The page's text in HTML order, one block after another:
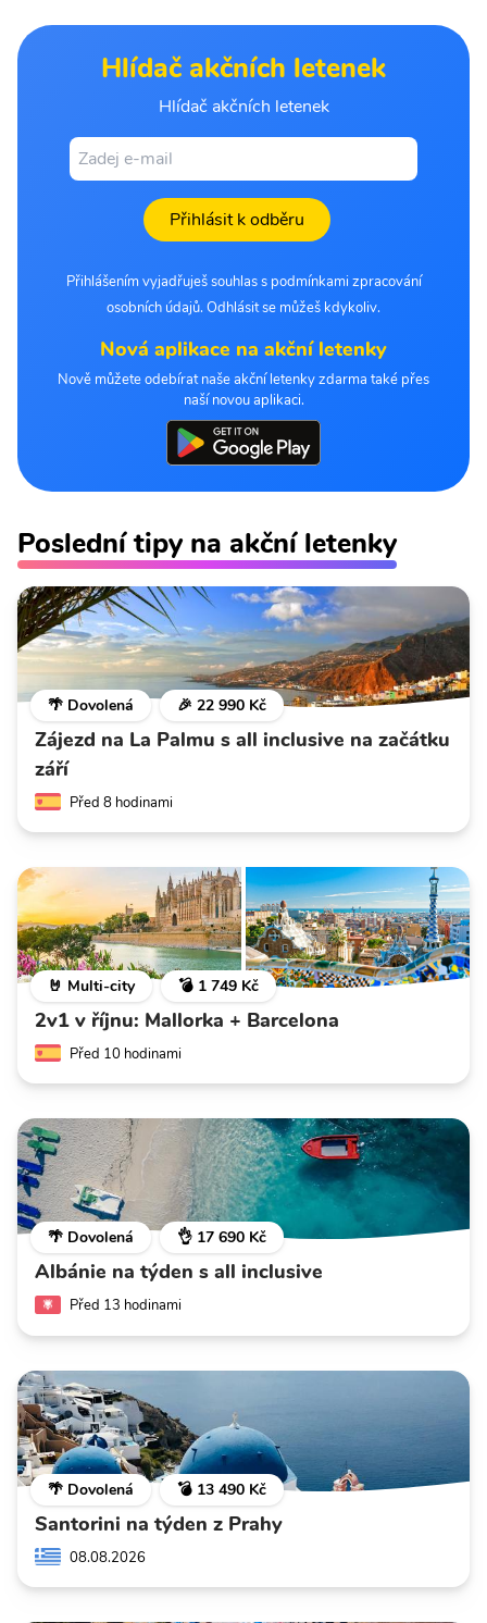
Hlídač akčních letenek
Hlídač akčních letenek
Přihlásit k odběru
Přihlášením vyjadřuješ souhlas s podmínkami zpracování
osobních údajů. Odhlásit se můžeš kdykoliv.
Nová aplikace na akční letenky
Nově můžete odebírat naše akční letenky zdarma také přes
naší novou aplikaci.
Poslední tipy na akční letenky
🌴 Dovolená 🎉 22 990 Kč
Zájezd na La Palmu s all inclusive na začátku
září
Před 8 hodinami
🤘 Multi-city 💣 1 749 Kč
2v1 v říjnu: Mallorka + Barcelona
Před 10 hodinami
🌴 Dovolená 👌 17 690 Kč
Albánie na týden s all inclusive
Před 13 hodinami
🌴 Dovolená 💣 13 490 Kč
Santorini na týden z Prahy
08.08.2026